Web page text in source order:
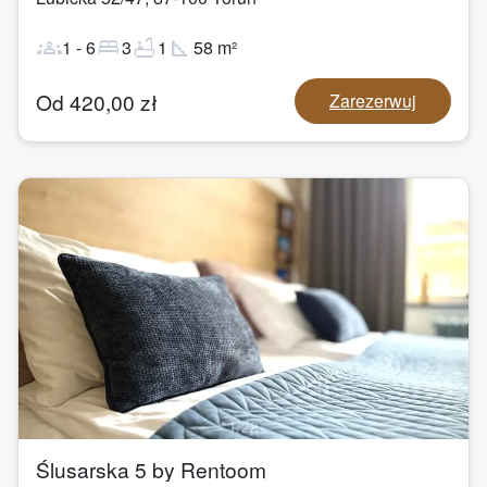
groups1 -6bed3bathtub1 square_foot 58 m²
Od 420,00 zł Zarezerwuj
1/22
Ślusarska 5 by Rentoom